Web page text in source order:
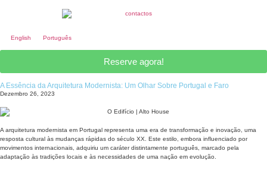
English Português
Reserve agora!
A Essência da Arquitetura Modernista: Um Olhar Sobre Portugal e Faro
Dezembro 26, 2023
A arquitetura modernista em Portugal representa uma era de transformação e inovação, uma
resposta cultural às mudanças rápidas do século XX. Este estilo, embora influenciado por
movimentos internacionais, adquiriu um caráter distintamente português, marcado pela
adaptação às tradições locais e às necessidades de uma nação em evolução.